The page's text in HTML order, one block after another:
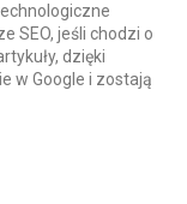
SEO, jeśli chodzi o
dzięki
w Google i zostają